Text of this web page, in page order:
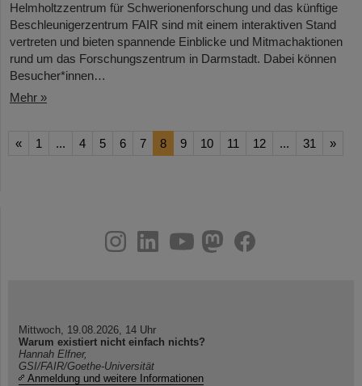
Helmholtzzentrum für Schwerionenforschung und das künftige
Beschleunigerzentrum FAIR sind mit einem interaktiven Stand
vertreten und bieten spannende Einblicke und Mitmachaktionen
rund um das Forschungszentrum in Darmstadt. Dabei können
Besucher*innen…
Mehr »
« 1 ... 4 5 6 7 8 9 10 11 12 ... 31 »
youtube
helmholtz.social
facebook
Mittwoch, 19.08.2026, 14 Uhr
Warum existiert nicht einfach nichts?
Hannah Elfner,
GSI/FAIR/Goethe-Universität
Anmeldung und weitere Informationen